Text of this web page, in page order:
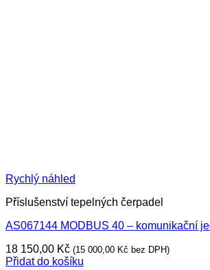
Rychlý náhled
Příslušenství tepelných čerpadel
AS067144 MODBUS 40 – komunikační
18 150,00 Kč (15 000,00 Kč bez DPH)
Přidat do košíku